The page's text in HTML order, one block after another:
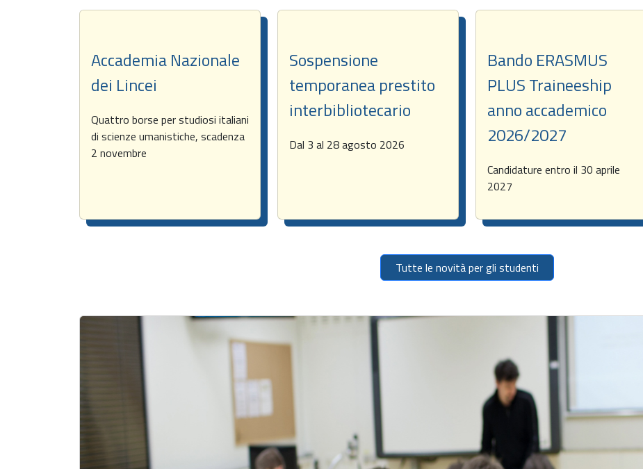
Accademia Nazionale
dei Lincei
Quattro borse per studiosi italiani
di scienze umanistiche, scadenza
2 novembre
Sospensione
temporanea prestito
interbibliotecario
Dal 3 al 28 agosto 2026
Bando ERASMUS
PLUS Traineeship
anno accademico
2026/2027
Candidature entro il 30 aprile
2027
Tutte le novità per gli studenti